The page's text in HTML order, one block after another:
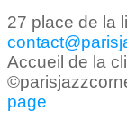
27 place de la
Accueil de la
page